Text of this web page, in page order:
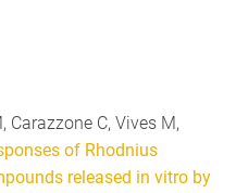
Carazzone C, Vives M,
of Rhodnius
released in vitro by